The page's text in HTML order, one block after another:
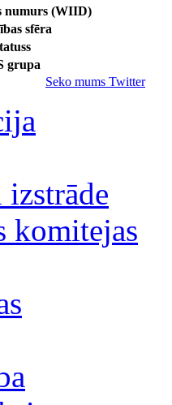
numurs (WIID)
sfēra
grupa
Seko mums Twitter
izstrāde
komitejas